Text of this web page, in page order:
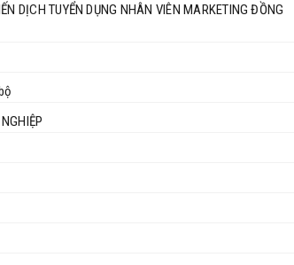
DỊCH TUYỂN DỤNG NHÂN VIÊN MARKETING ĐỒNG